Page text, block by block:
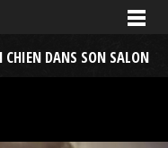
CHIEN DANS SON SALON